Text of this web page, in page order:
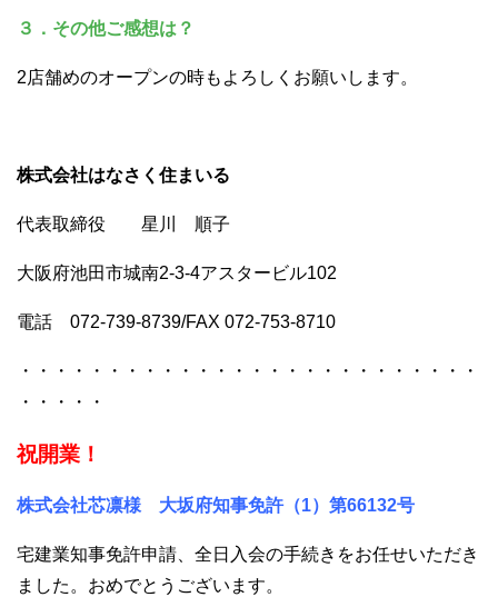
３．その他ご感想は？
2店舗めのオープンの時もよろしくお願いします。
株式会社はなさく住まいる
代表取締役 星川 順子
大阪府池田市城南2-3-4アスタービル102
電話 072-739-8739/FAX 072-753-8710
・・・・・・・・・・・・・・・・・・・・・・・・・・
・・・・・
祝開業！
株式会社芯凛様 大坂府知事免許（1）第66132号
宅建業知事免許申請、全日入会の手続きをお任せいただき
ました。おめでとうございます。